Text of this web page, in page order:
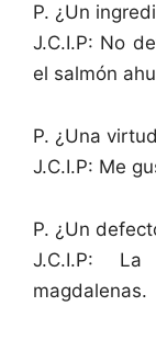
P. ¿Un
J.C.I.P: No
el salmón
P. ¿Una
J.C.I.P: Me
P. ¿Un
J.C.I.P: La
magdalenas.